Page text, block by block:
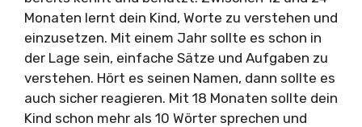
Monaten lernt dein Kind, Worte zu verstehen und
einzusetzen. Mit einem Jahr sollte es schon in
der Lage sein, einfache Sätze und Aufgaben zu
verstehen. Hört es seinen Namen, dann sollte es
auch sicher reagieren. Mit 18 Monaten sollte dein
Kind schon mehr als 10 Wörter sprechen und